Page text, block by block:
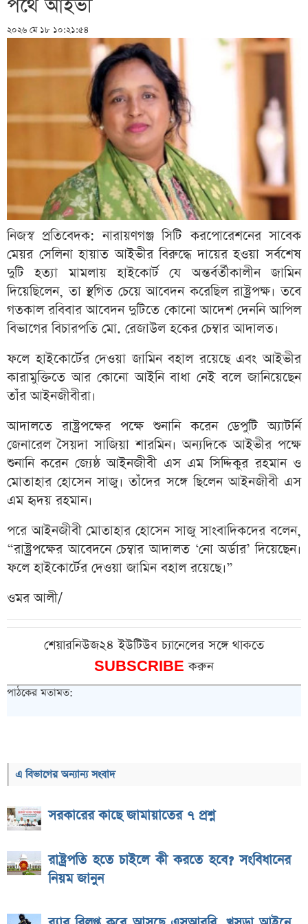
পথে আইভী
২০২৬ মে ১৮ ১০:২১:৫৪
নিজস্ব প্রতিবেদক: নারায়ণগঞ্জ সিটি করপোরেশনের সাবেক
মেয়র সেলিনা হায়াত আইভীর বিরুদ্ধে দায়ের হওয়া সর্বশেষ
দুটি হত্যা মামলায় হাইকোর্ট যে অন্তর্বর্তীকালীন জামিন
দিয়েছিলেন, তা স্থগিত চেয়ে আবেদন করেছিল রাষ্ট্রপক্ষ। তবে
গতকাল রবিবার আবেদন দুটিতে কোনো আদেশ দেননি আপিল
বিভাগের বিচারপতি মো. রেজাউল হকের চেম্বার আদালত।
ফলে হাইকোর্টের দেওয়া জামিন বহাল রয়েছে এবং আইভীর
কারামুক্তিতে আর কোনো আইনি বাধা নেই বলে জানিয়েছেন
তাঁর আইনজীবীরা।
আদালতে রাষ্ট্রপক্ষের পক্ষে শুনানি করেন ডেপুটি অ্যাটর্নি
জেনারেল সৈয়দা সাজিয়া শারমিন। অন্যদিকে আইভীর পক্ষে
শুনানি করেন জ্যেষ্ঠ আইনজীবী এস এম সিদ্দিকুর রহমান ও
মোতাহার হোসেন সাজু। তাঁদের সঙ্গে ছিলেন আইনজীবী এস
এম হৃদয় রহমান।
পরে আইনজীবী মোতাহার হোসেন সাজু সাংবাদিকদের বলেন,
“রাষ্ট্রপক্ষের আবেদনে চেম্বার আদালত ‘নো অর্ডার’ দিয়েছেন।
ফলে হাইকোর্টের দেওয়া জামিন বহাল রয়েছে।”
ওমর আলী/
শেয়ারনিউজ২৪ ইউটিউব চ্যানেলের সঙ্গে থাকতে
SUBSCRIBEকরুন
পাঠকের মতামত:
এ বিভাগের অন্যান্য সংবাদ
সরকারের কাছে জামায়াতের ৭ প্রশ্ন
রাষ্ট্রপতি হতে চাইলে কী করতে হবে? সংবিধানের
নিয়ম জানুন